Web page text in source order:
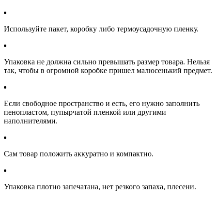
Используйте пакет, коробку либо термоусадочную пленку.
Упаковка не должна сильно превышать размер товара. Нельзя
так, чтобы в огромной коробке пришел малюсенький предмет.
Если свободное пространство и есть, его нужно заполнить
пенопластом, пупырчатой пленкой или другими
наполнителями.
Сам товар положить аккуратно и компактно.
Упаковка плотно запечатана, нет резкого запаха, плесени.